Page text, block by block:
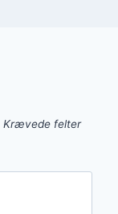
Krævede felter